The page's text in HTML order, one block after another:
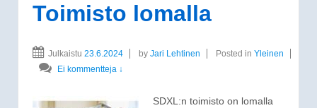
Toimisto lomalla
Julkaistu 23.6.2024 by Jari Lehtinen Posted in Yleinen
Ei kommentteja ↓
SDXL:n toimisto on lomalla